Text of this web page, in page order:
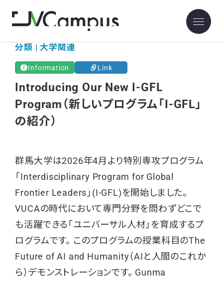
分類 | 大学関連
Information Link
Introducing Our New I-GFL
Program（新しいプログラム「I-GFL」
の紹介）
群馬大学は2026年4月より特別専攻プログラム
「Interdisciplinary Program for Global
Frontier Leaders」(I-GFL)を開始しました。
VUCAの時代において専門分野を問わずどこで
も活躍できる「ユニバーサル人材」を育成するプ
ログラムです。 このプログラムの授業科目のThe
Future of AI and Humanity（AIと人間のこれか
ら）デモンストレーションです。 Gunma